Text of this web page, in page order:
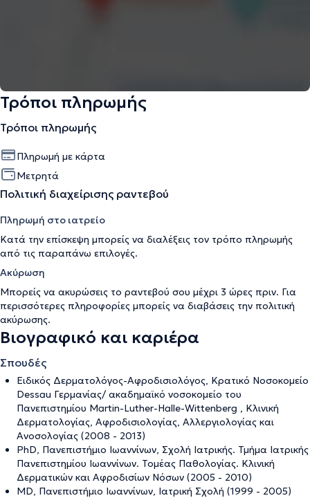
Τρόποι πληρωμής
Τρόποι πληρωμής
Πληρωμή με κάρτα
Μετρητά
Πολιτική διαχείρισης ραντεβού
Πληρωμή στο ιατρείο
Κατά την επίσκεψη μπορείς να διαλέξεις τον τρόπο πληρωμής
από τις παραπάνω επιλογές.
Ακύρωση
Μπορείς να ακυρώσεις το ραντεβού σου μέχρι 3 ώρες πριν. Για
περισσότερες πληροφορίες μπορείς να διαβάσεις την πολιτική
ακύρωσης.
Βιογραφικό και καριέρα
Σπουδές
Ειδικός Δερματολόγος-Αφροδισιολόγος, Κρατικό Νοσοκομείο
Dessau Γερμανίας/ ακαδημαϊκό νοσοκομείο του
Πανεπιστημίου Martin-Luther-Halle-Wittenberg , Κλινική
Δερματολογίας, Αφροδισιολογίας, Αλλεργιολογίας και
Ανοσολογίας (2008 - 2013)
PhD, Πανεπιστήμιο Ιωαννίνων, Σχολή Ιατρικής. Τμήμα Ιατρικής
Πανεπιστημίου Ιωαννίνων. Τομέας Παθολογίας. Κλινική
Δερματικών και Αφροδισίων Νόσων (2005 - 2010)
MD, Πανεπιστήμιο Ιωαννίνων, Ιατρική Σχολή (1999 - 2005)